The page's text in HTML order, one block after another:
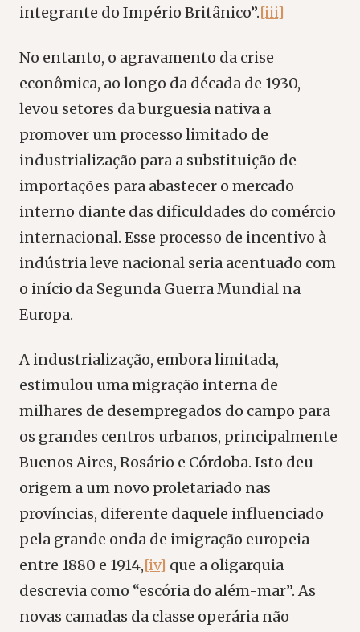
integrante do Império Britânico”.[iii]
No entanto, o agravamento da crise
econômica, ao longo da década de 1930,
levou setores da burguesia nativa a
promover um processo limitado de
industrialização para a substituição de
importações para abastecer o mercado
interno diante das dificuldades do comércio
internacional. Esse processo de incentivo à
indústria leve nacional seria acentuado com
o início da Segunda Guerra Mundial na
Europa.
A industrialização, embora limitada,
estimulou uma migração interna de
milhares de desempregados do campo para
os grandes centros urbanos, principalmente
Buenos Aires, Rosário e Córdoba. Isto deu
origem a um novo proletariado nas
províncias, diferente daquele influenciado
pela grande onda de imigração europeia
entre 1880 e 1914,[iv] que a oligarquia
descrevia como “escória do além-mar”. As
novas camadas da classe operária não